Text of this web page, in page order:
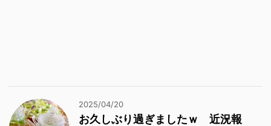
2025/04/20
お久しぶり過ぎましたｗ 近況報